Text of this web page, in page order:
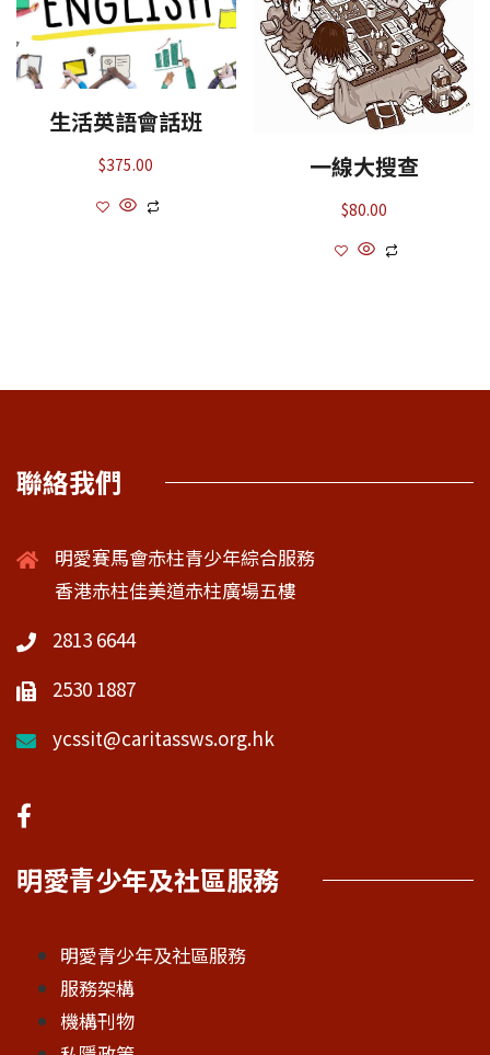
生活英語會話班
$375.00 一線大搜查
$80.00
聯絡我們
明愛賽馬會赤柱青少年綜合服務
香港赤柱佳美道赤柱廣場五樓
2813 6644
2530 1887
ycssit@caritassws.org.hk
明愛青少年及社區服務
明愛青少年及社區服務
服務架構
機構刊物